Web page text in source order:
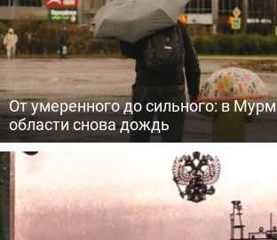
От умеренного до сильного: в
области снова дождь